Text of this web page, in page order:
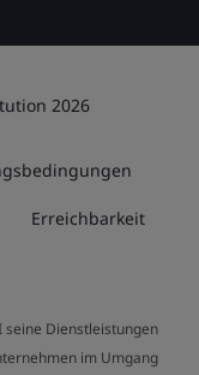
2026
Erreichbarkeit
seine Dienstleistungen
im Umgang